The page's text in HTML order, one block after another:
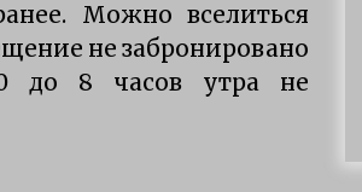
особенности ловли щуки
на селигере
15 лет ago
Можно вселиться
не забронировано
до 8 часов утра не